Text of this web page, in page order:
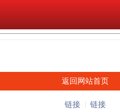
返回网站首页
链接 链接